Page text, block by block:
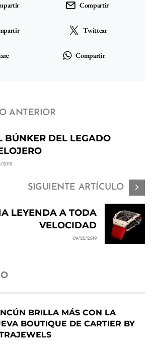
Compartir
Twittear
Compartir
ANTERIOR
BÚNKER DEL LEGADO
2019
SIGUIENTE ARTÍCULO
LEYENDA A TODA
VELOCIDAD
09/25/2019
BRILLA MÁS CON LA
BOUTIQUE DE CARTIER BY